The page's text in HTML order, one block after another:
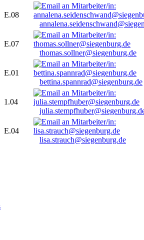
E.08
E.07
thomas.sollner@siegenburg.de
E.01
bettina.spannrad@siegenburg.de
1.04
E.04
lisa.strauch@siegenburg.de